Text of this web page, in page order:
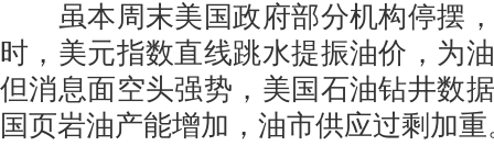
虽本周末美国政府部分机构停摆，
时，美元指数直线跳水提振油价，为
但消息面空头强势，美国石油钻井数
国页岩油产能增加，油市供应过剩加重